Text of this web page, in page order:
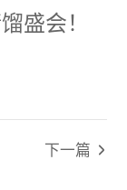
盛会！
下一篇